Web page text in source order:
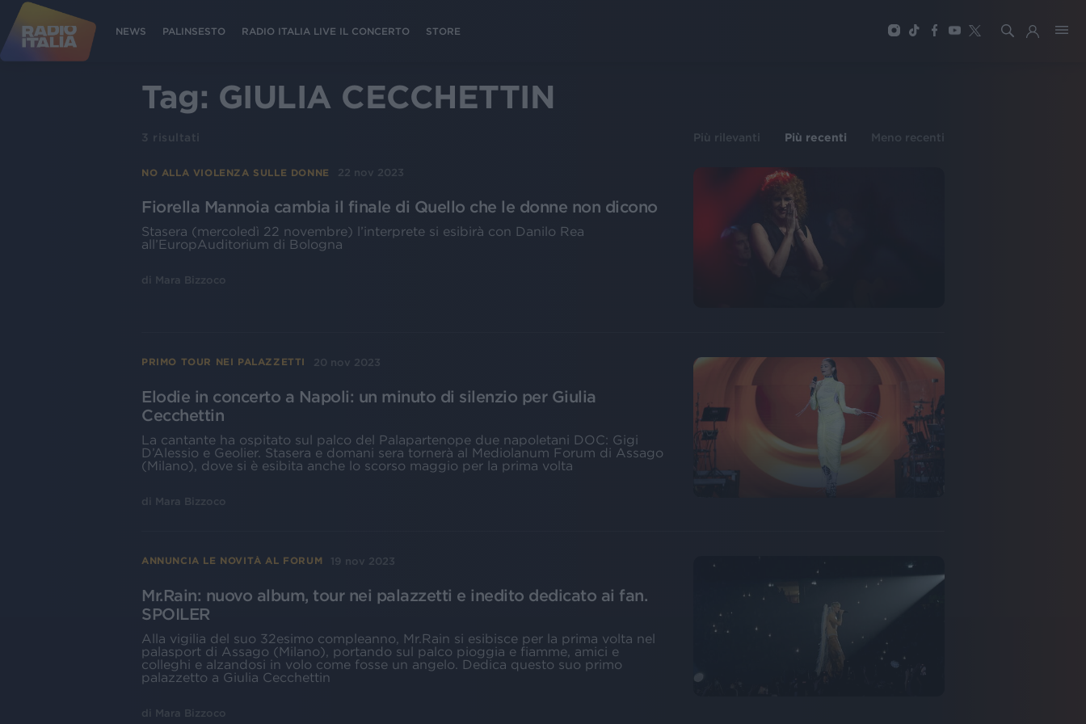
NEWS PALINSESTO RADIO ITALIA LIVE IL CONCERTO STORE
Tag: GIULIA CECCHETTIN
3 risultati Più rilevanti Più recenti Meno recenti
NO ALLA VIOLENZA SULLE DONNE 22 nov 2023
Fiorella Mannoia cambia il finale di Quello che le donne non dicono
Stasera (mercoledì 22 novembre) l’interprete si esibirà con Danilo Rea
all’EuropAuditorium di Bologna
di Mara Bizzoco
PRIMO TOUR NEI PALAZZETTI 20 nov 2023
Elodie in concerto a Napoli: un minuto di silenzio per Giulia
Cecchettin
La cantante ha ospitato sul palco del Palapartenope due napoletani DOC: Gigi
D’Alessio e Geolier. Stasera e domani sera tornerà al Mediolanum Forum di Assago
(Milano), dove si è esibita anche lo scorso maggio per la prima volta
di Mara Bizzoco
ANNUNCIA LE NOVITÀ AL FORUM 19 nov 2023
Mr.Rain: nuovo album, tour nei palazzetti e inedito dedicato ai fan.
SPOILER
Alla vigilia del suo 32esimo compleanno, Mr.Rain si esibisce per la prima volta nel
palasport di Assago (Milano), portando sul palco pioggia e fiamme, amici e
colleghi e alzandosi in volo come fosse un angelo. Dedica questo suo primo
palazzetto a Giulia Cecchettin
di Mara Bizzoco